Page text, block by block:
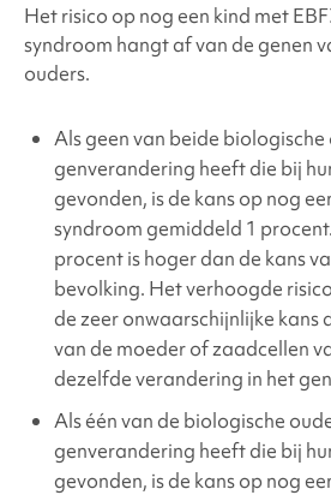
Het risico op nog een kind met
syndroom hangt af van de genen
ouders.
Als geen van beide
genverandering heeft die bij
gevonden, is de kans op nog
syndroom gemiddeld 1
procent is hoger dan de kans
bevolking. Het verhoogde
de zeer onwaarschijnlijke kans
van de moeder of zaadcellen
dezelfde verandering in het
Als één van de biologische
genverandering heeft die bij
gevonden, is de kans op nog